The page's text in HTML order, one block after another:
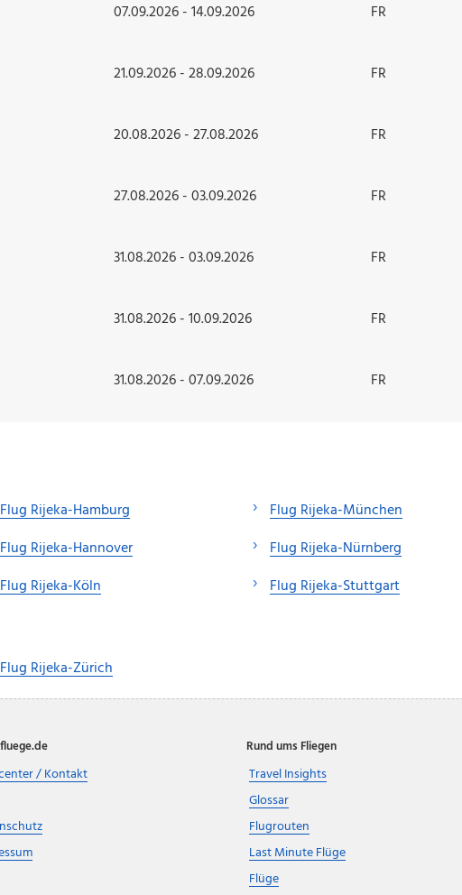
07.09.2026 - 14.09.2026 FR
21.09.2026 - 28.09.2026 FR
20.08.2026 - 27.08.2026 FR
27.08.2026 - 03.09.2026 FR
31.08.2026 - 03.09.2026 FR
31.08.2026 - 10.09.2026 FR
31.08.2026 - 07.09.2026 FR
Flug Rijeka-Hamburg
Flug Rijeka-Hannover
Flug Rijeka-Köln
Flug Rijeka-München
Flug Rijeka-Nürnberg
Flug Rijeka-Stuttgart
Flug Rijeka-Zürich